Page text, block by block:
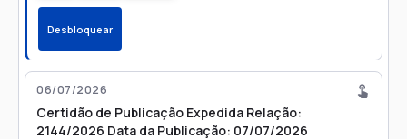
Desbloquear
06/07/2026
Certidão de Publicação Expedida Relação:
2144/2026 Data da Publicação: 07/07/2026